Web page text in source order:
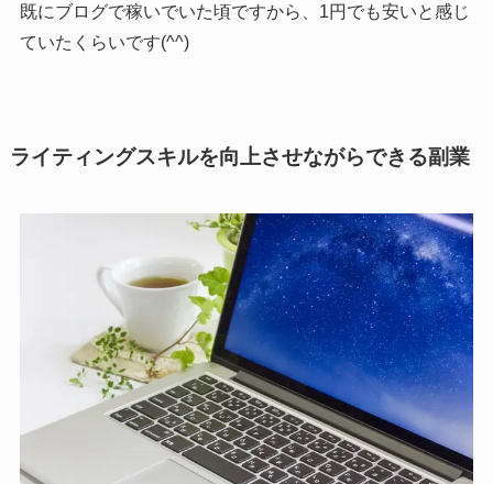
既にブログで稼いでいた頃ですから、1円でも安いと感じ
ていたくらいです(^^)
ライティングスキルを向上させながらできる副業